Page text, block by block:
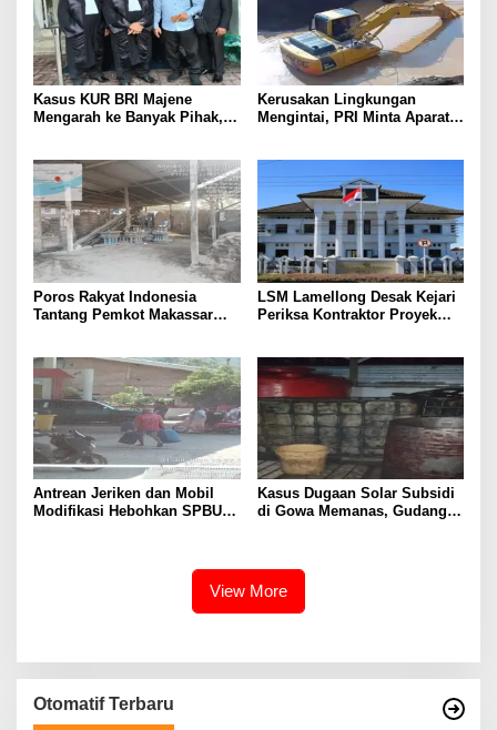
Kasus KUR BRI Majene
Mengarah ke Banyak Pihak,
Kerusakan Lingkungan
Mengintai, PRI Minta Aparat
Poros Rakyat Indonesia
Tantang Pemkot Makassar
LSM Lamellong Desak Kejari
Periksa Kontraktor Proyek
Antrean Jeriken dan Mobil
Modifikasi Hebohkan SPBU
Kasus Dugaan Solar Subsidi
di Gowa Memanas, Gudang
View More
Otomatif Terbaru